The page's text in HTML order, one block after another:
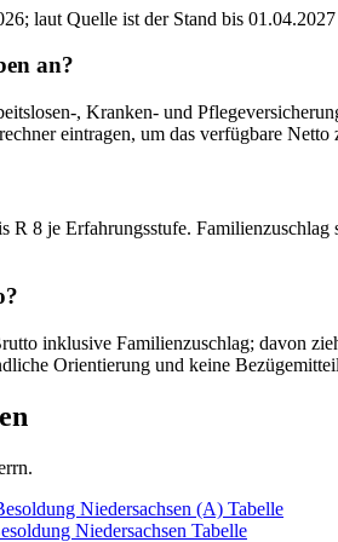
laut Quelle ist der Stand bis
an?
, Kranken- und
eintragen, um das verfügbare Netto
8 je Erfahrungsstufe.
inklusive Familienzuschlag; davon
Orientierung und keine
Niedersachsen (A) Tabelle
Niedersachsen Tabelle